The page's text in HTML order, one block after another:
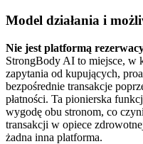
Model działania i
Nie jest platformą
StrongBody AI to miejsce, w
zapytania od kupujących,
bezpośrednie transakcje
płatności. Ta pionierska
wygodę obu stronom, co
transakcji w opiece
żadna inna platforma.